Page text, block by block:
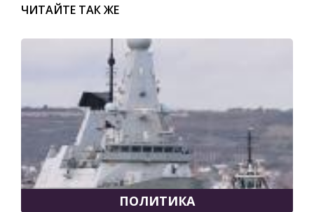
ЧИТАЙТЕ ТАК ЖЕ
ПОЛИТИКА